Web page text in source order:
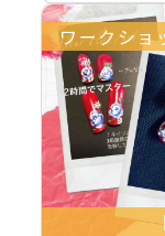
ワークショ